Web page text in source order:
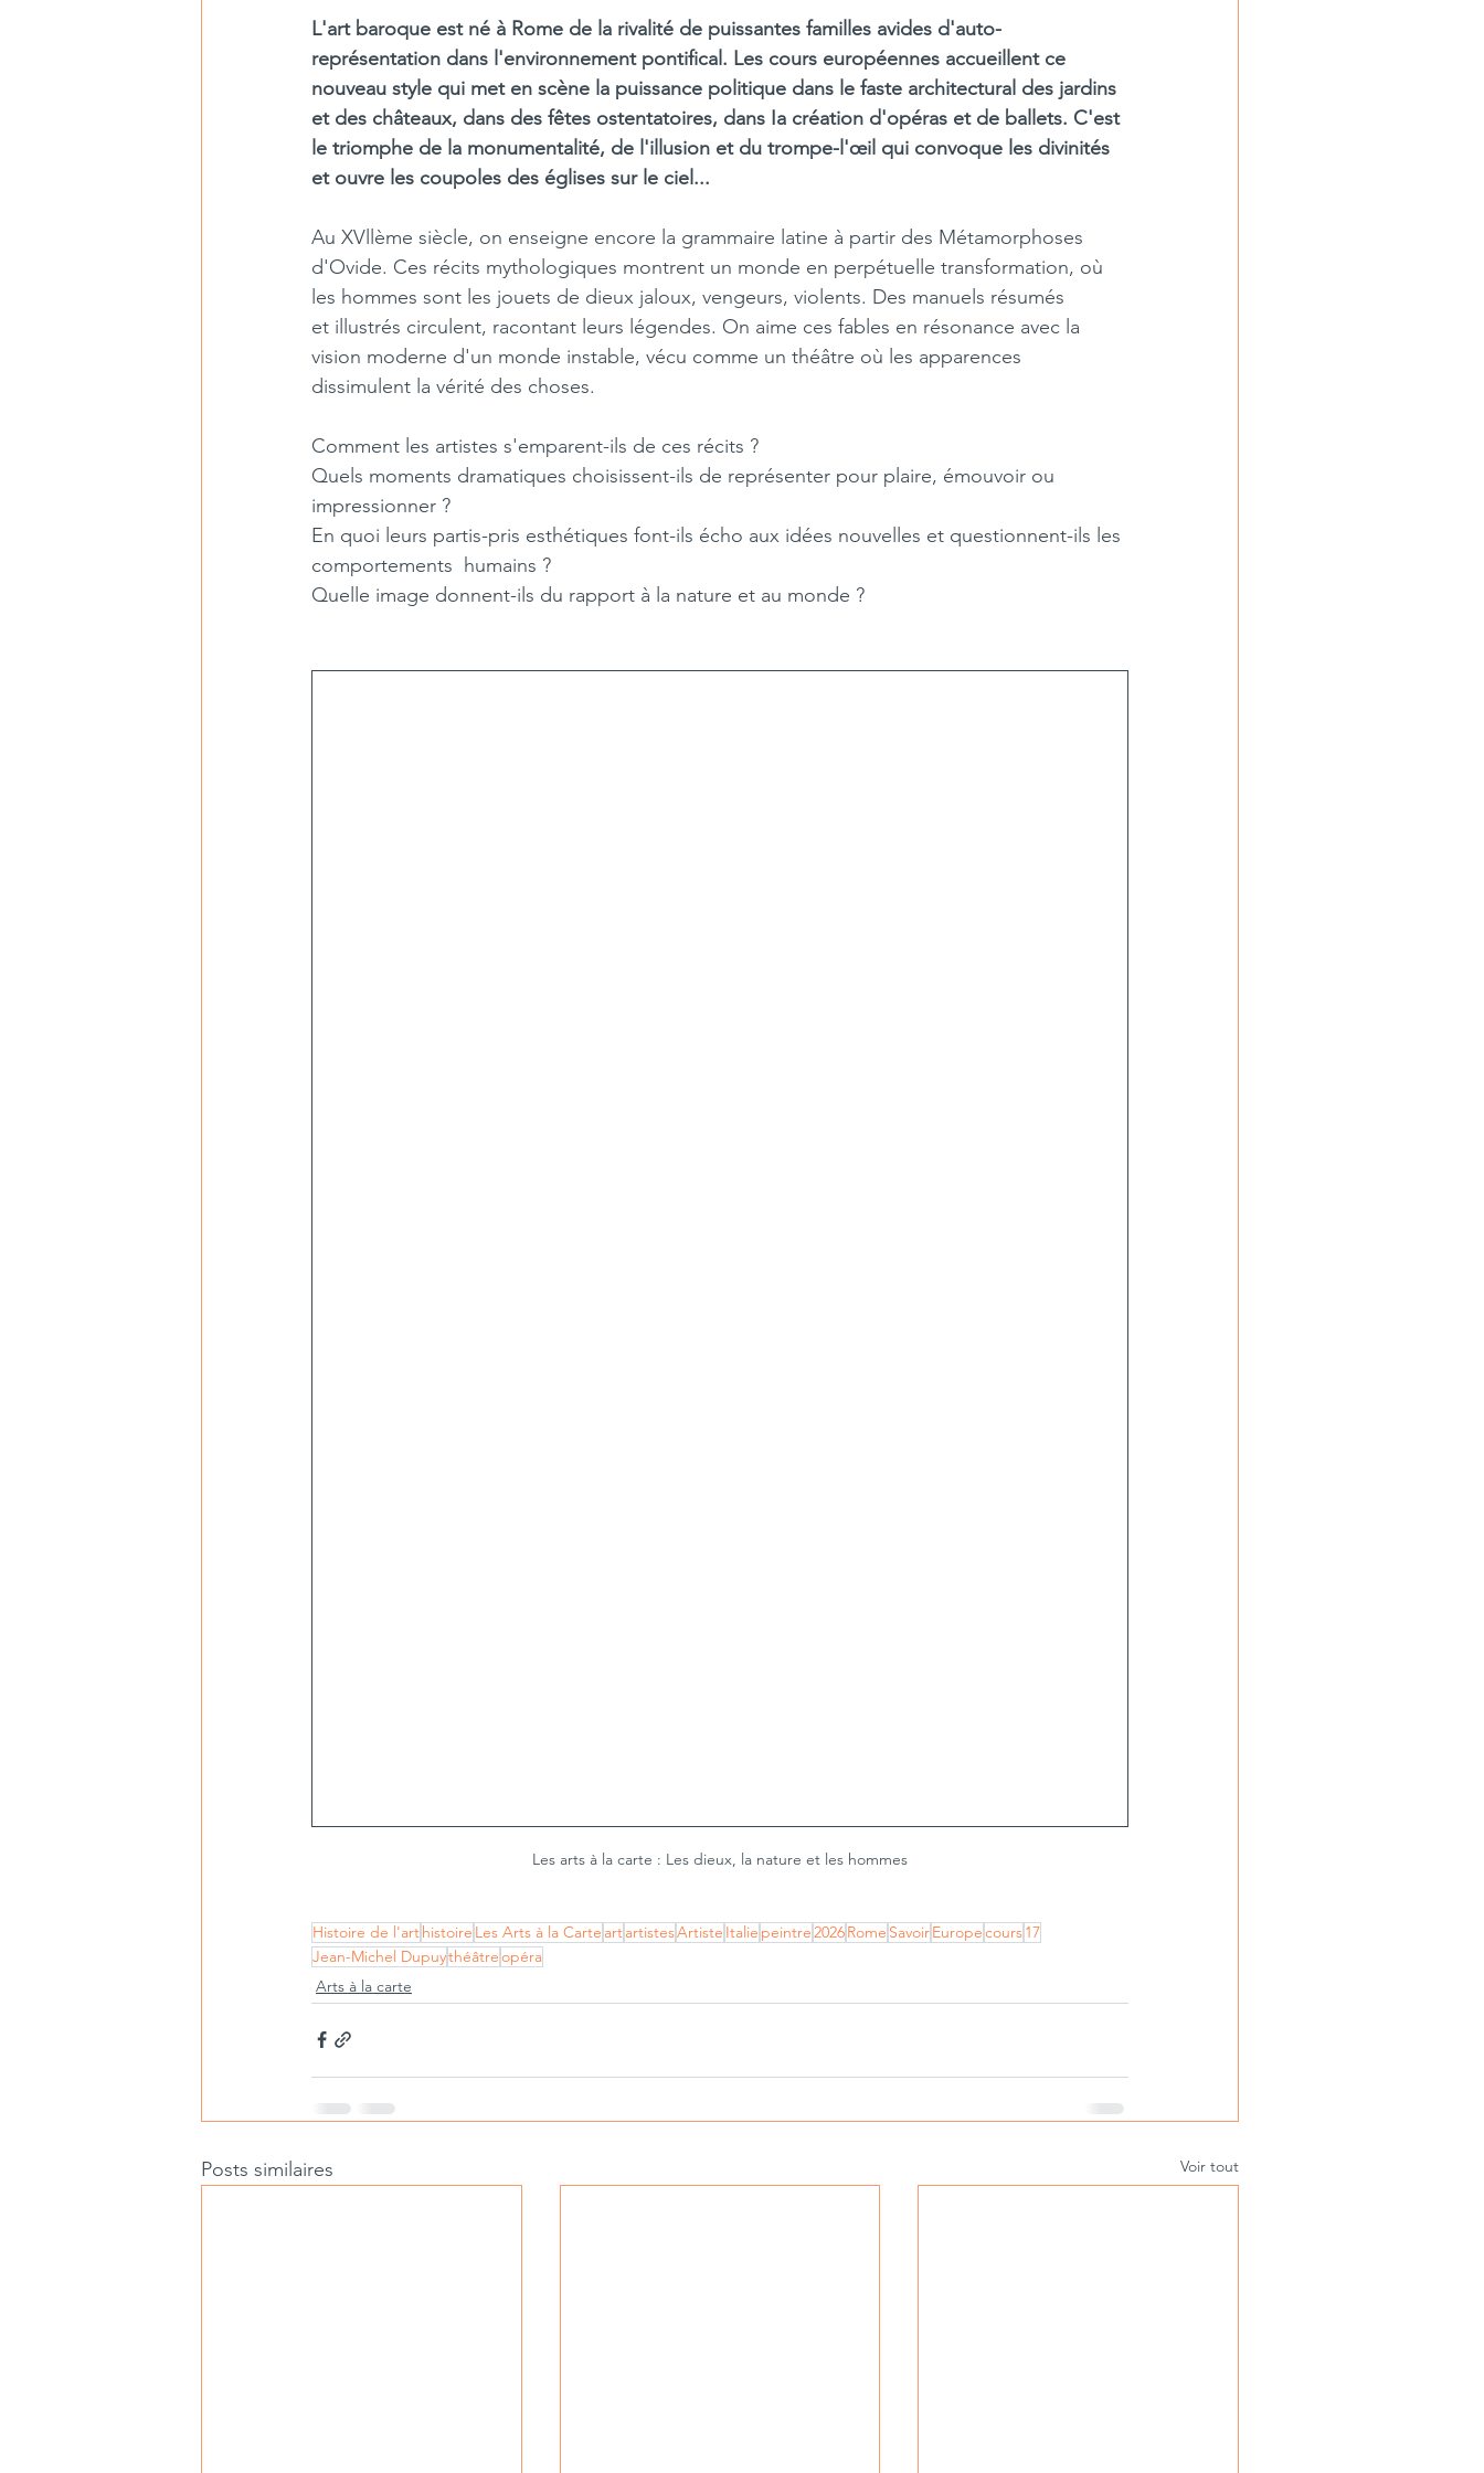
L'art baroque est né à Rome de la rivalité de puissantes familles avides d'auto-
représentation dans l'environnement pontifical. Les cours européennes accueillent ce
nouveau style qui met en scène la puissance politique dans le faste architectural des jardins
et des châteaux, dans des fêtes ostentatoires, dans Ia création d'opéras et de ballets. C'est
le triomphe de la monumentalité, de l'illusion et du trompe-l'œil qui convoque les divinités
et ouvre les coupoles des églises sur le ciel...
Au XVllème siècle, on enseigne encore la grammaire latine à partir des Métamorphoses
d'Ovide. Ces récits mythologiques montrent un monde en perpétuelle transformation, où
les hommes sont les jouets de dieux jaloux, vengeurs, violents. Des manuels résumés
et illustrés circulent, racontant leurs légendes. On aime ces fables en résonance avec la
vision moderne d'un monde instable, vécu comme un théâtre où les apparences
dissimulent la vérité des choses.
Comment les artistes s'emparent-ils de ces récits ?
Quels moments dramatiques choisissent-ils de représenter pour plaire, émouvoir ou
impressionner ?
En quoi leurs partis-pris esthétiques font-ils écho aux idées nouvelles et questionnent-ils les
comportements  humains ?
Quelle image donnent-ils du rapport à la nature et au monde ?
Les arts à la carte : Les dieux, la nature et les hommes
Histoire de l'arthistoire Les Arts à la Carte artartistesArtiste Italie peintre2026Rome SavoirEuropecours17
Jean-Michel Dupuythéâtreopéra
Arts à la carte
Posts similaires Voir tout